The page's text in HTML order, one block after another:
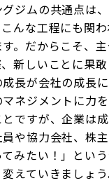
ジムの共通点は
んな工程にも関
。だからこそ、
新しいことに果
長が会社の成長
ネジメントに力を
ですが、企業は
や協力会社、株
みたい！」とい
えていきましょう